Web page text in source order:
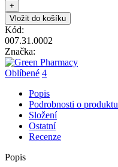
+
Vložit do košíku
Kód:
007.31.0002
Značka:
Oblíbené 4
Popis
Podrobnosti o produktu
Složení
Ostatní
Recenze
Popis